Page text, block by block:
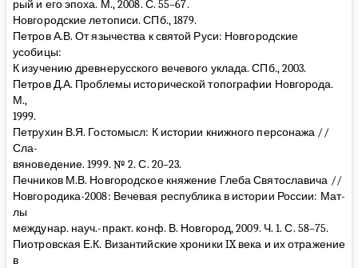
рый и его эпоха. М., 2008. С. 55–67.
Новгородские летописи. СПб., 1879.
Петров А.В. От язычества к святой Руси: Новгородские
усобицы:
К изучению древнерусского вечевого уклада. СПб., 2003.
Петров Д.А. Проблемы исторической топографии Новгорода.
М.,
1999.
Петрухин В.Я. Гостомысл: К истории книжного персонажа //
Сла-
вяноведение. 1999. № 2. С. 20–23.
Печников М.В. Новгородское княжение Глеба Святославича //
Новгородика-2008: Вечевая республика в истории России: Мат-
лы
междунар. науч.-практ. конф. В. Новгород, 2009. Ч. 1. С. 58–75.
Пиотровская Е.К. Византийские хроники IX века и их отражение
в